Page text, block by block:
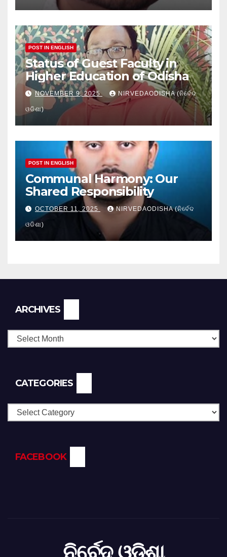
POST IN ENGLISH
Status of Guest Faculty in
Higher Education of Odisha
NOVEMBER 9, 2025 NIRVEDAODISHA (ନିର୍ବେଦ
ଓଡିଶା)
POST IN ENGLISH
Communal Harmony: Our
Shared Responsibility
OCTOBER 11, 2025 NIRVEDAODISHA (ନିର୍ବେଦ
ଓଡିଶା)
ARCHIVES
CATEGORIES
Categories
FACEBOOK